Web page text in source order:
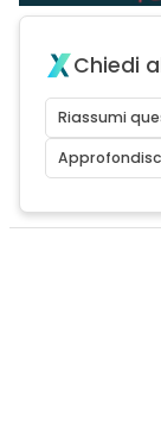
Chiedi
Riassumi